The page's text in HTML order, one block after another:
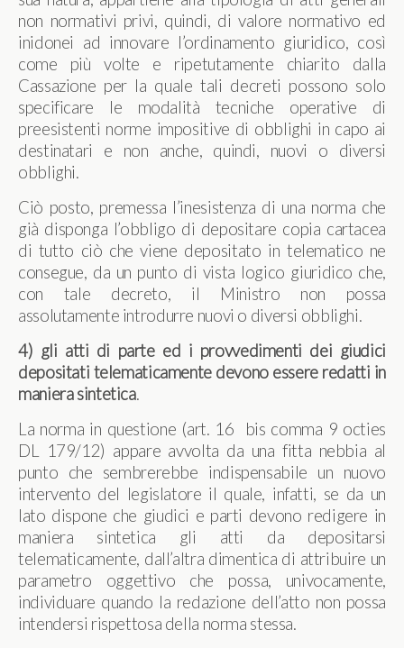
non normativi privi, quindi, di valore normativo ed
inidonei ad innovare l’ordinamento giuridico, così
come più volte e ripetutamente chiarito dalla
Cassazione per la quale tali decreti possono solo
specificare le modalità tecniche operative di
preesistenti norme impositive di obblighi in capo ai
destinatari e non anche, quindi, nuovi o diversi
obblighi.
Ciò posto, premessa l’inesistenza di una norma che
già disponga l’obbligo di depositare copia cartacea
di tutto ciò che viene depositato in telematico ne
consegue, da un punto di vista logico giuridico che,
con tale decreto, il Ministro non possa
assolutamente introdurre nuovi o diversi obblighi.
4) gli atti di parte ed i provvedimenti dei giudici
depositati telematicamente devono essere redatti in
maniera sintetica.
La norma in questione (art. 16 bis comma 9 octies
DL 179/12) appare avvolta da una fitta nebbia al
punto che sembrerebbe indispensabile un nuovo
intervento del legislatore il quale, infatti, se da un
lato dispone che giudici e parti devono redigere in
maniera sintetica gli atti da depositarsi
telematicamente, dall’altra dimentica di attribuire un
parametro oggettivo che possa, univocamente,
individuare quando la redazione dell’atto non possa
intendersi rispettosa della norma stessa.